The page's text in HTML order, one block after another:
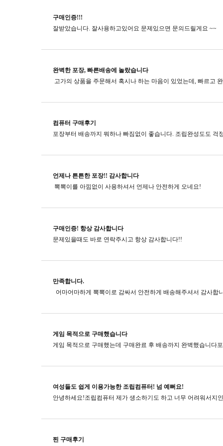
구매인증!!!
잘받았습니다. 잘사용하고있어요 문제있으면 문의드릴게요 ~~
완벽한 포장, 빠른배송에 놀랐습니다
컴퓨터 구매후기
포장부터 배송까지 뭐하나 빠짐없이 좋습니다. 조립완성도도 걱
언제나 튼튼한 포장!! 감사합니다
뽁뽁이를 아낌없이 사용하셔서 언제나 안전하게 오네요!
구매인증! 항상 감사합니다
문제있을때도 바로 연락주시고​ 항상 감사합니다!!
만족합니다.
게임 목적으로 구매했습니다
여성들도 쉽게 이용가능한 조립컴퓨터! 넘 예뻐요!
찐 구매후기